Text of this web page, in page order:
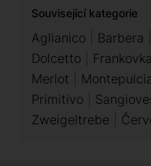
Související kategorie
Aglianico Barbera
Dolcetto
Frankovka
Merlot
Primitivo
Zweigeltrebe